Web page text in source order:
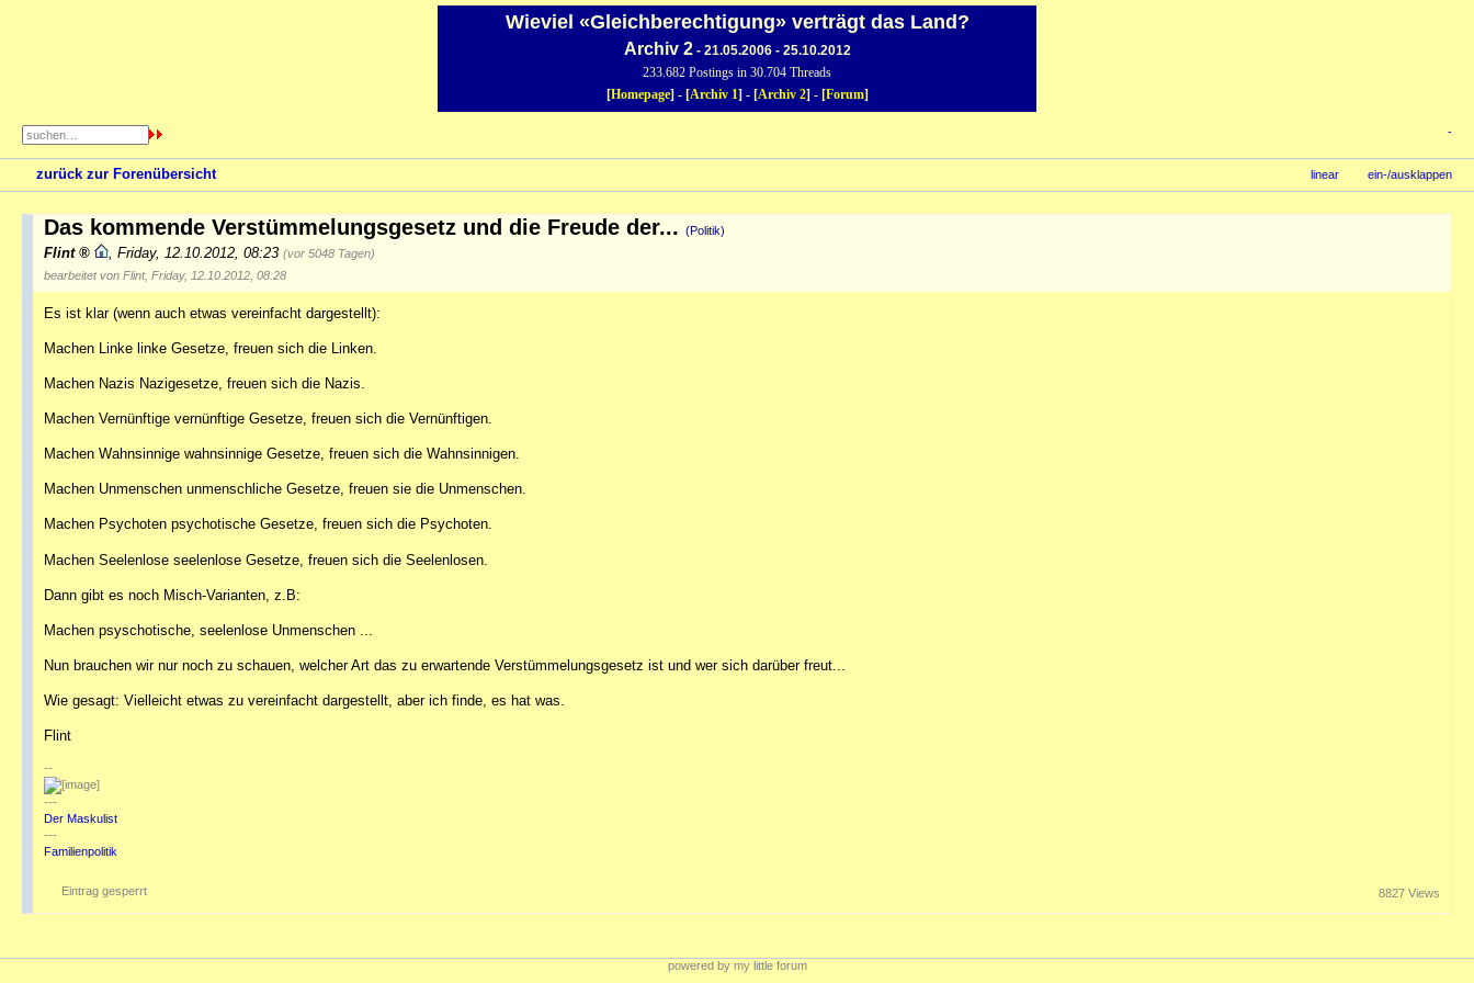
Wieviel «Gleichberechtigung» verträgt das Land?
Archiv 2- 21.05.2006 - 25.10.2012
233.682 Postings in 30.704 Threads
[Homepage] - [Archiv 1] - [Archiv 2] - [Forum]
-
zurück zur Forenübersicht linear ein-/ausklappen
Das kommende Verstümmelungsgesetz und die Freude der... (Politik)
Flint Friday, 12.10.2012, 08:23 (vor 5048 Tagen)
bearbeitet von Flint, Friday, 12.10.2012, 08:28
Es ist klar (wenn auch etwas vereinfacht dargestellt):
Machen Linke linke Gesetze, freuen sich die Linken.
Machen Nazis Nazigesetze, freuen sich die Nazis.
Machen Vernünftige vernünftige Gesetze, freuen sich die Vernünftigen.
Machen Wahnsinnige wahnsinnige Gesetze, freuen sich die Wahnsinnigen.
Machen Unmenschen unmenschliche Gesetze, freuen sie die Unmenschen.
Machen Psychoten psychotische Gesetze, freuen sich die Psychoten.
Machen Seelenlose seelenlose Gesetze, freuen sich die Seelenlosen.
Dann gibt es noch Misch-Varianten, z.B:
Machen psyschotische, seelenlose Unmenschen ...
Nun brauchen wir nur noch zu schauen, welcher Art das zu erwartende Verstümmelungsgesetz ist und wer sich darüber freut...
Wie gesagt: Vielleicht etwas zu vereinfacht dargestellt, aber ich finde, es hat was.
Flint
--
---
Der Maskulist
---
Familienpolitik
Eintrag gesperrt 8827 Views
powered by my little forum